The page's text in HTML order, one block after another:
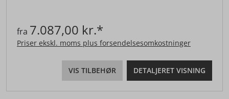
fra 7.087,00 kr.*
Priser ekskl. moms plus forsendelsesomkostninger
VIS TILBEHØR DETALJERET VISNING